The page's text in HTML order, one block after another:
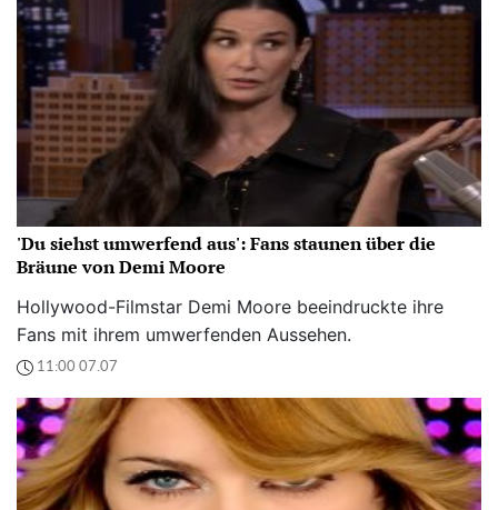
'Du siehst umwerfend aus': Fans staunen über die
Bräune von Demi Moore
Hollywood-Filmstar Demi Moore beeindruckte ihre
Fans mit ihrem umwerfenden Aussehen.
11:00 07.07